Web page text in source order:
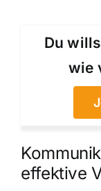
Du
wie
effektive